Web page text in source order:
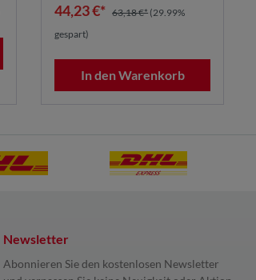
44,23 €* 63,18 €* (29.99%
gespart)
In den Warenkorb
Newsletter
Abonnieren Sie den kostenlosen Newsletter